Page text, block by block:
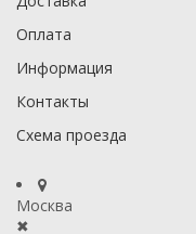
Оплата
Информация
Контакты
Схема проезда
Москва
✖